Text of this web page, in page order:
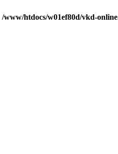
/www/htdocs/w01ef80d/vkd-